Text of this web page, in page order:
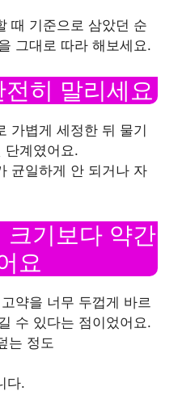
때 기준으로 삼았던 순
그대로 따라 해보세요.
히 말리세요
가볍게 세정한 뒤 물기
단계였어요.
균일하게 안 되거나 자
크기보다 약간
요
약을 너무 두껍게 바르
수 있다는 점이었어요.
는 정도
다.